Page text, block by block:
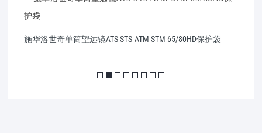
施华洛世奇单筒望远镜ATS STS ATM STM 65/80HD保护袋